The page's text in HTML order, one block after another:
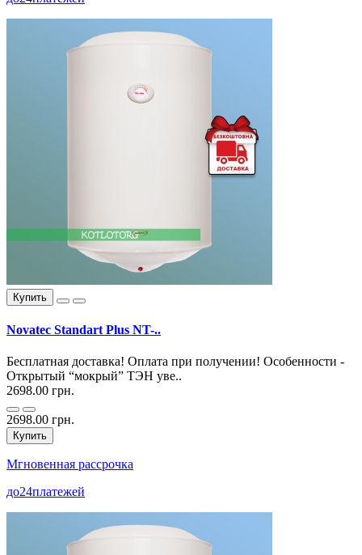
Купить
Novatec Standart Plus NT-..
Бесплатная доставка! Оплата при получении! Особенности -
Открытый “мокрый” ТЭН уве..
2698.00 грн.
2698.00 грн.
Купить
Мгновенная рассрочка
до24платежей